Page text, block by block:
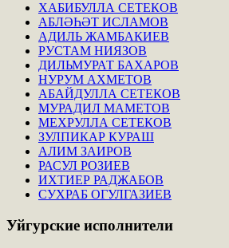
ХАБИБУЛЛА СЕТЕКОВ
АБЛӘҺӘТ ИСЛАМОВ
АДИЛЬ ЖАМБАКИЕВ
РУСТАМ НИЯЗОВ
ДИЛЬМУРАТ БАХАРОВ
НУРУМ АХМЕТОВ
АБАЙДУЛЛА СЕТЕКОВ
МУРАДИЛ МАМЕТОВ
МЕХРУЛЛА СЕТЕКОВ
ЗУЛПИКАР КУРАШ
АЛИМ ЗАИРОВ
РАСУЛ РОЗИЕВ
ИХТИЕР РАДЖАБОВ
СУХРАБ ОГУЛГАЗИЕВ
Уйгурские исполнители